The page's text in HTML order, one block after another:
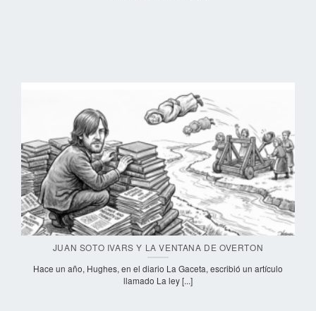
JUAN SOTO IVARS Y LA VENTANA DE OVERTON
Hace un año, Hughes, en el diario La Gaceta, escribió un artículo
llamado La ley [...]